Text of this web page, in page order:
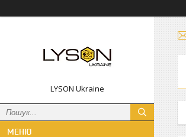
LYSON Ukraine